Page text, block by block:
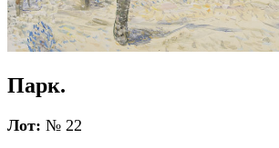
Парк.
Лот: № 22